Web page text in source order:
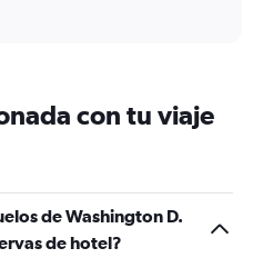
con tu viaje
de Washington D.
de hotel?